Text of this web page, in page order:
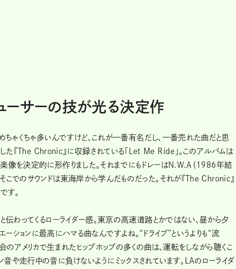
ーサーの技が光る決定作
ちゃくちゃ多いんですけど、これが一番有名だし、一番売れた曲だと思
した『The Chronic』に収録されている「Let Me Ride」。このアルバムは
楽像を決定的に形作りました。それまでにもドレーはN.W.A（1986年結
こでのサウンドは東海岸から学んだものだった。それが『The Chronic』
す。
と伝わってくるローライダー感。東京の高速道路とかではない、昼から夕
ションに最高にハマる曲なんですよね。“ドライブ”というよりも“流
のアメリカで生まれたヒップホップの多くの曲は、運転をしながら聴くこ
音や走行中の音に負けないようにミックスされています。LAのローライダ